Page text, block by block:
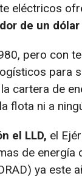
eléctricos
de un dólar
pero con
para
cartera de
flota ni a
el LLD, el
de energía
ya este